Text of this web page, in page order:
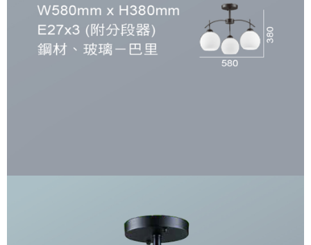
４．使用「AFTEE先享後付」時，將依據個別帳號之用戶狀況，依本公司即
時審查核予不同之上限額度；若仍有額度不足之情形，本公司將視審查結果
請求用戶進行身份認證。
５．嚴禁一人註冊多個帳號或使用他人資訊註冊。若發現惡意使用之情形，
恩沛科技股份有限公司將有權停止該用戶之使用額度並採取法律行動。